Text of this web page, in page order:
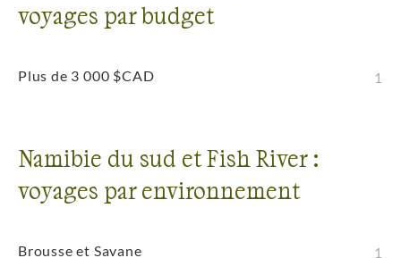
voyages par budget
Plus de 3 000 $CAD 1
Namibie du sud et Fish River :
voyages par environnement
Brousse et Savane 1